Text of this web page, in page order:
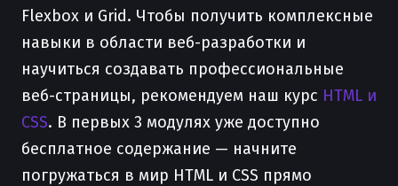
Flexbox и Grid. Чтобы получить комплексные
навыки в области веб-разработки и
научиться создавать профессиональные
веб-страницы, рекомендуем наш курс HTML и
CSS. В первых 3 модулях уже доступно
бесплатное содержание — начните
погружаться в мир HTML и CSS прямо